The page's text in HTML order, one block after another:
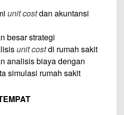
unit costdan akuntansi
besar strategi
unit costdi rumah sakit
analisis biaya dengan
simulasi rumah sakit